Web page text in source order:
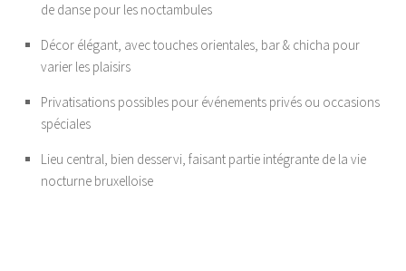
de danse pour les noctambules
Décor élégant, avec touches orientales, bar & chicha pour
varier les plaisirs
Privatisations possibles pour événements privés ou occasions
spéciales
Lieu central, bien desservi, faisant partie intégrante de la vie
nocturne bruxelloise